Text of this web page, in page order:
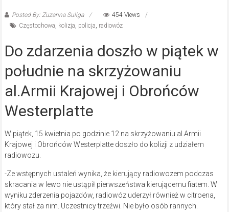
Posted By: Zuzanna Suliga
454 Views
Częstochowa, kolizja, policja, radiowóz
Do zdarzenia doszło w piątek w
południe na skrzyżowaniu
al.Armii Krajowej i Obrońców
Westerplatte
W piątek, 15 kwietnia po godzinie 12 na skrzyżowaniu al.Armii
Krajowej i Obrońców Westerplatte doszło do kolizji z udziałem
radiowozu.
-Ze wstępnych ustaleń wynika, że kierujący radiowozem podczas
skracania w lewo nie ustąpił pierwszeństwa kierującemu fiatem. W
wyniku zderzenia pojazdów, radiowóz uderzył również w citroena,
który stał za nim. Uczestnicy trzeźwi. Nie było osób rannych.